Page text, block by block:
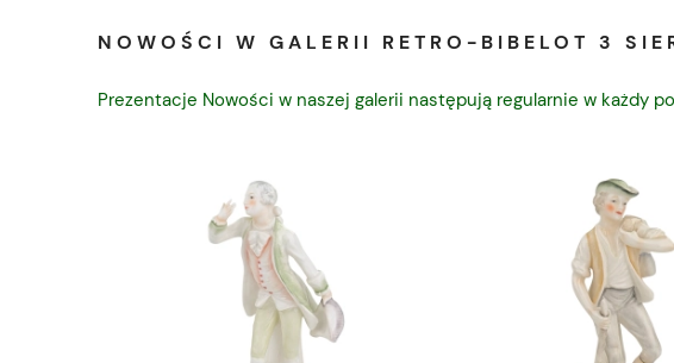
NOWOŚCI W GALERII RETRO-BIBELOT 3
Prezentacje Nowości w naszej galerii następują regularnie w każdy